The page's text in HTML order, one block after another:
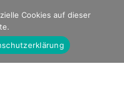
Cookies auf dieser